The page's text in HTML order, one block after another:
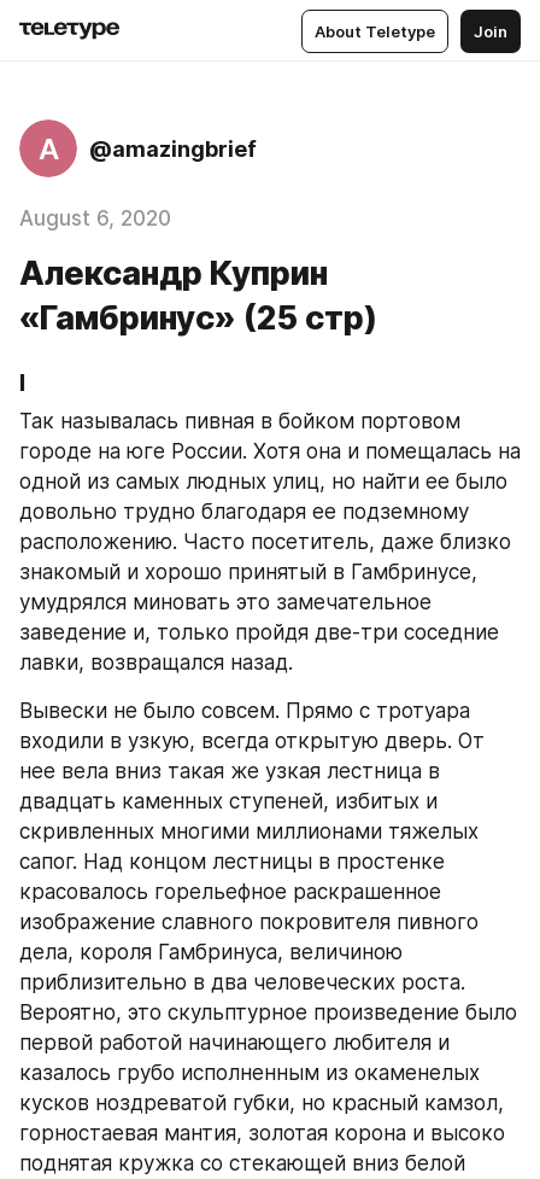
About Teletype Join
A @amazingbrief
August 6, 2020
Александр Куприн
«Гамбринус» (25 стр)
I
Так называлась пивная в бойком портовом
городе на юге России. Хотя она и помещалась на
одной из самых людных улиц, но найти ее было
довольно трудно благодаря ее подземному
расположению. Часто посетитель, даже близко
знакомый и хорошо принятый в Гамбринусе,
умудрялся миновать это замечательное
заведение и, только пройдя две-три соседние
лавки, возвращался назад.
Вывески не было совсем. Прямо с тротуара
входили в узкую, всегда открытую дверь. От
нее вела вниз такая же узкая лестница в
двадцать каменных ступеней, избитых и
скривленных многими миллионами тяжелых
сапог. Над концом лестницы в простенке
красовалось горельефное раскрашенное
изображение славного покровителя пивного
дела, короля Гамбринуса, величиною
приблизительно в два человеческих роста.
Вероятно, это скульптурное произведение было
первой работой начинающего любителя и
казалось грубо исполненным из окаменелых
кусков ноздреватой губки, но красный камзол,
горностаевая мантия, золотая корона и высоко
поднятая кружка со стекающей вниз белой